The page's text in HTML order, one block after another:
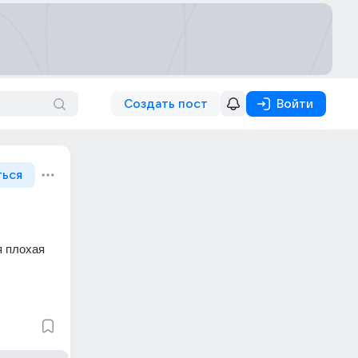
Создать пост Войти
плохая